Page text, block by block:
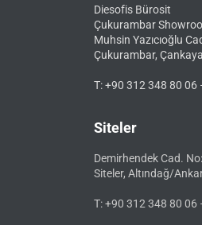
Diesofis Bürosit
Çukurambar
Muhsin Yazıcıoğlu
Çukurambar,
T: +90 312 348 80 06
Siteler
Demirhendek Cad.
Siteler, Altındağ/
T: +90 312 348 80 06